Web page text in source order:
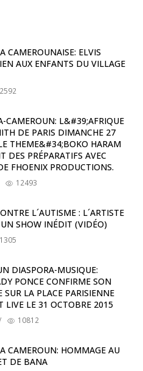
CAMEROUNAISE: ELVIS
AUX ENFANTS DU VILLAGE
CAMEROUN: L&#39;AFRIQUE
DE PARIS DIMANCHE 27
THEME&#34;BOKO HARAM
DES PRÉPARATIFS AVEC
FHOENIX PRODUCTIONS.
12493
L´AUTISME : L´ARTISTE
UN SHOW INÉDIT (VIDÉO)
DIASPORA-MUSIQUE:
PONCE CONFIRME SON
SUR LA PLACE PARISIENNE
LIVE LE 31 OCTOBRE 2015
10812
CAMEROUN: HOMMAGE AU
DE BANA